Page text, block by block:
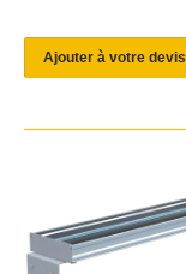
Ajouter à votre devis